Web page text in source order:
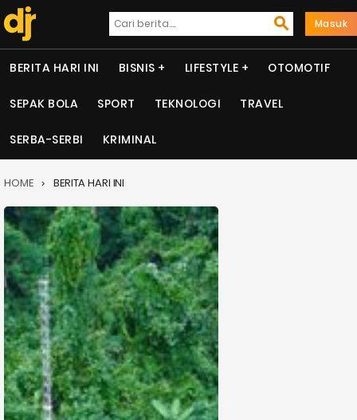
Masuk
BERITA HARI INI BISNIS LIFESTYLE OTOMOTIF
SEPAK BOLA SPORT TEKNOLOGI TRAVEL
SERBA-SERBI KRIMINAL
HOME BERITA HARI INI